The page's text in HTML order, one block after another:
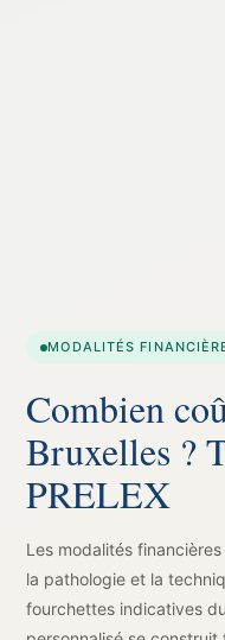
MODALITÉS
Combien
Bruxelles ?
PRELEX
Les modalités
la pathologie et la
fourchettes indicatives